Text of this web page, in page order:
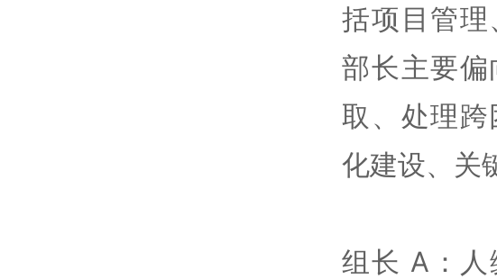
括项目管理
部长主要
取、处理
化建设、关
组长 A：人